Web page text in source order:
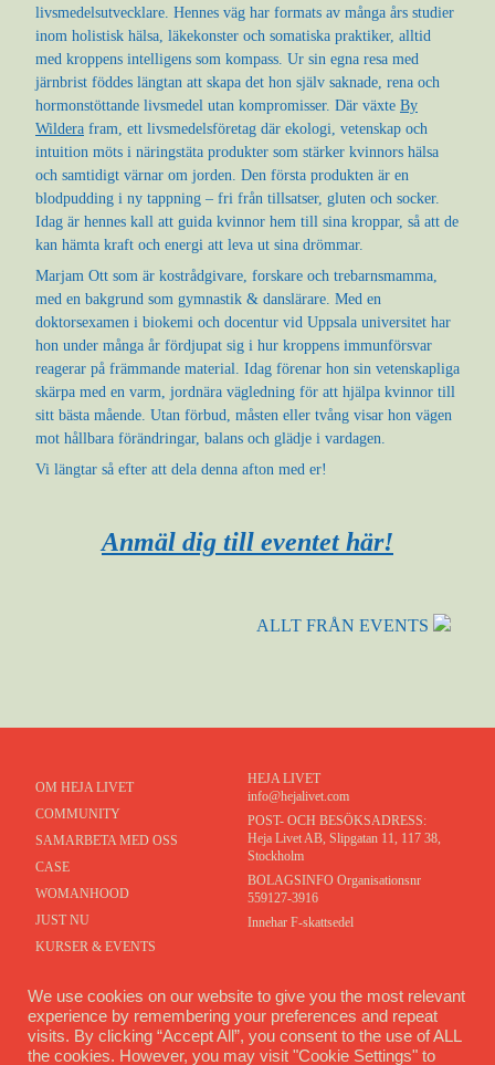
livsmedelsutvecklare. Hennes väg har formats av många års studier
inom holistisk hälsa, läkekonster och somatiska praktiker, alltid
med kroppens intelligens som kompass. Ur sin egna resa med
järnbrist föddes längtan att skapa det hon själv saknade, rena och
hormonstöttande livsmedel utan kompromisser. Där växte By
Wildera fram, ett livsmedelsföretag där ekologi, vetenskap och
intuition möts i näringstäta produkter som stärker kvinnors hälsa
och samtidigt värnar om jorden. Den första produkten är en
blodpudding i ny tappning – fri från tillsatser, gluten och socker.
Idag är hennes kall att guida kvinnor hem till sina kroppar, så att de
kan hämta kraft och energi att leva ut sina drömmar.
Marjam Ott som är kostrådgivare, forskare och trebarnsmamma,
med en bakgrund som gymnastik & danslärare. Med en
doktorsexamen i biokemi och docentur vid Uppsala universitet har
hon under många år fördjupat sig i hur kroppens immunförsvar
reagerar på främmande material. Idag förenar hon sin vetenskapliga
skärpa med en varm, jordnära vägledning för att hjälpa kvinnor till
sitt bästa mående. Utan förbud, måsten eller tvång visar hon vägen
mot hållbara förändringar, balans och glädje i vardagen.
Vi längtar så efter att dela denna afton med er!
Anmäl dig till eventet här!
ALLT FRÅN EVENTS
OM HEJA LIVET
COMMUNITY
SAMARBETA MED OSS
CASE
WOMANHOOD
JUST NU
KURSER & EVENTS
KONTAKT
HEJA LIVET
info@hejalivet.com
POST- OCH BESÖKSADRESS:
Heja Livet AB, Slipgatan 11, 117 38,
Stockholm
BOLAGSINFO Organisationsnr
559127-3916
Innehar F-skattsedel
COMMUNITY
We use cookies on our website to give you the most relevant
experience by remembering your preferences and repeat
visits. By clicking “Accept All”, you consent to the use of ALL
the cookies. However, you may visit "Cookie Settings" to